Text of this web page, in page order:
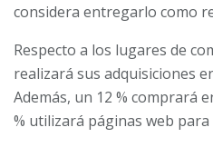
considera entregarlo como
Respecto a los lugares de
realizará sus adquisiciones
Además, un 12 % comprará
% utilizará páginas web